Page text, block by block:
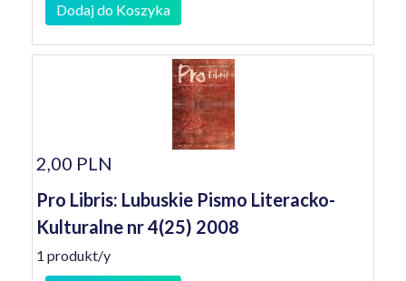
Dodaj do Koszyka
2,00 PLN
Pro Libris: Lubuskie Pismo Literacko-
Kulturalne nr 4(25) 2008
1 produkt/y